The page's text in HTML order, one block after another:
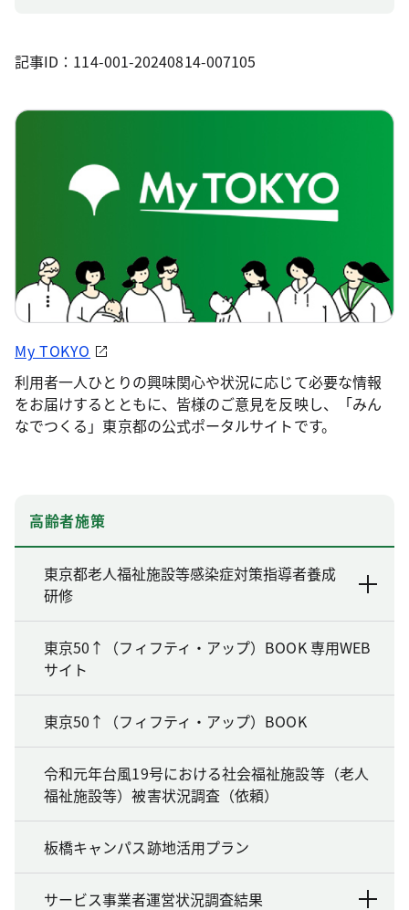
記事ID：114-001-20240814-007105
My TOKYO
利用者一人ひとりの興味関心や状況に応じて必要な情報
をお届けするとともに、皆様のご意見を反映し、「みん
なでつくる」東京都の公式ポータルサイトです。
高齢者施策
東京都老人福祉施設等感染症対策指導者養成
研修
東京50↑（フィフティ・アップ）BOOK 専用WEB
サイト
東京50↑（フィフティ・アップ）BOOK
令和元年台風19号における社会福祉施設等（老人
福祉施設等）被害状況調査（依頼）
板橋キャンパス跡地活用プラン
サービス事業者運営状況調査結果